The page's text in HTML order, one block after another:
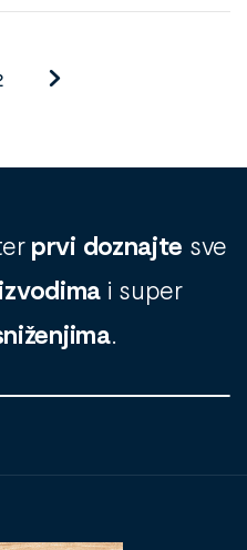
prvi doznajte sve
i super
.